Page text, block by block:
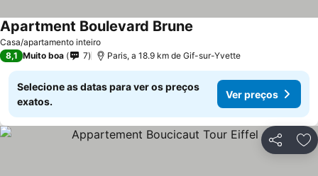
Casa/apartamento inteiro
Apartment Boulevard Brune
8,1 Muito boa 7 Paris, a 18.9 km de Gif-sur-Yvette
Selecione as datas para ver os preços
exatos.
Ver preços
Partilhar